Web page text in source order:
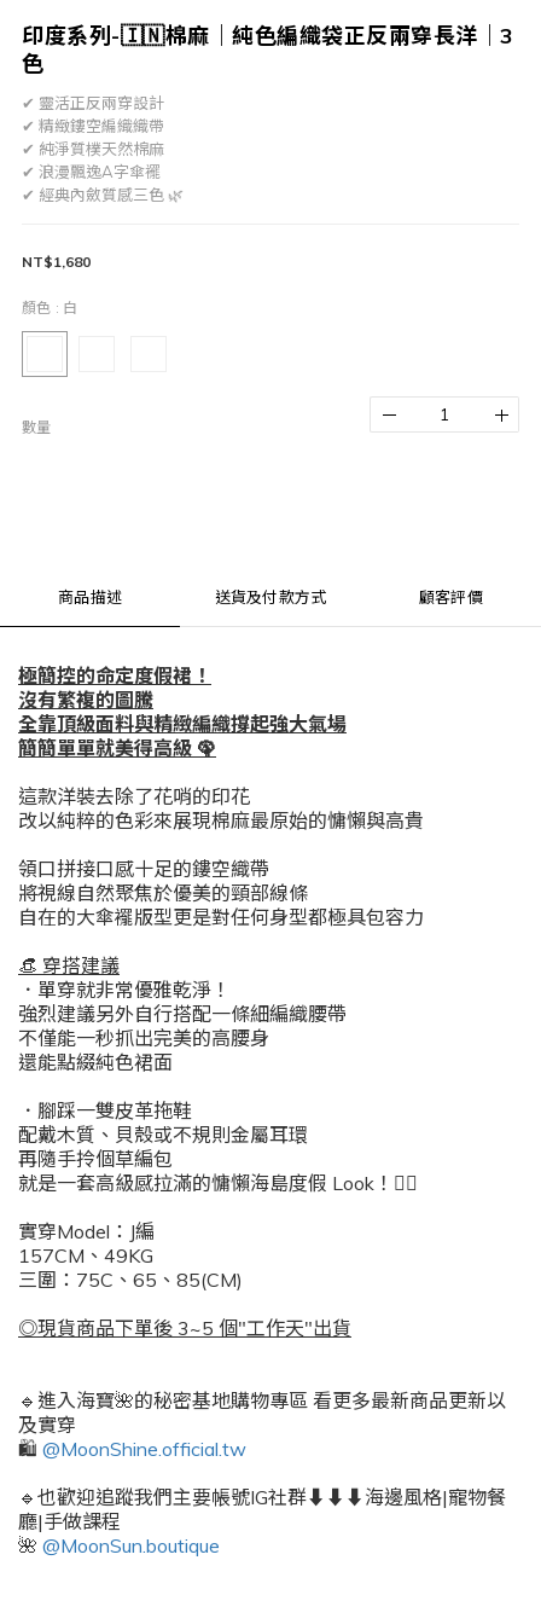
印度系列-🇮🇳棉麻｜純色編織袋正反兩穿長洋｜3
色
✔ 靈活正反兩穿設計
✔ 精緻鏤空編織織帶
✔ 純淨質樸天然棉麻
✔ 浪漫飄逸A字傘襬
✔ 經典內斂質感三色 🌿
NT$1,680
顏色 : 白
數量
商品描述 送貨及付款方式 顧客評價
極簡控的命定度假裙！
沒有繁複的圖騰
全靠頂級面料與精緻編織撐起強大氣場
簡簡單單就美得高級 🦚
這款洋裝去除了花哨的印花
改以純粹的色彩來展現棉麻最原始的慵懶與高貴
領口拼接口感十足的鏤空織帶
將視線自然聚焦於優美的頸部線條
自在的大傘襬版型更是對任何身型都極具包容力
​👒 穿搭建議
．單穿就非常優雅乾淨！
強烈建議另外自行搭配一條細編織腰帶
不僅能一秒抓出完美的高腰身
還能點綴純色裙面
． 腳踩一雙皮革拖鞋
配戴木質、貝殼或不規則金屬耳環
再隨手拎個草編包
就是一套高級感拉滿的慵懶海島度假 Look！❤️‍🔥
實穿Model：J編
157CM、49KG
三圍：75C、65、85(CM)
◎現貨商品下單後 3~5 個"工作天"出貨
🔹進入海寶🌺的秘密基地購物專區 看更多最新商品更新以
及實穿
🛍️ @MoonShine.official.tw
🔹也歡迎追蹤我們主要帳號IG社群⬇️⬇️⬇️海邊風格|寵物餐
廳|手做課程
🌺 @MoonSun.boutique